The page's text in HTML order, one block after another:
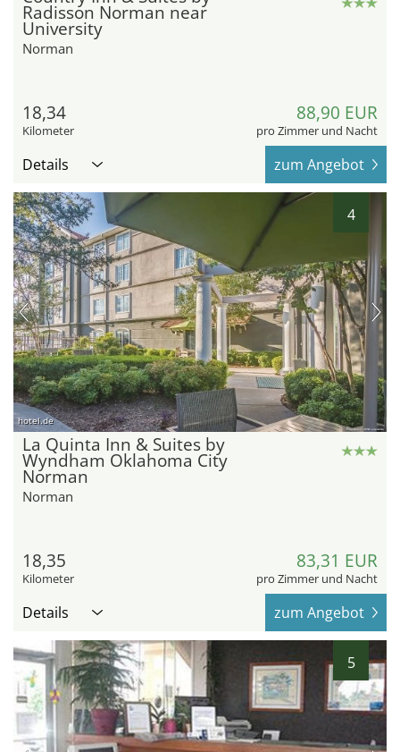
Radisson Norman near
University
Norman
18,34
Kilometer
88,90 EUR
pro Zimmer und Nacht
Details zum Angebot
4
hotel.de
La Quinta Inn & Suites by
Wyndham Oklahoma City
Norman
Norman
18,35
Kilometer
83,31 EUR
pro Zimmer und Nacht
Details zum Angebot
5